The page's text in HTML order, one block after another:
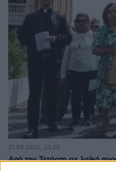
Από την Τετάρτη σε λαϊκό
21.04.2025, 23:32